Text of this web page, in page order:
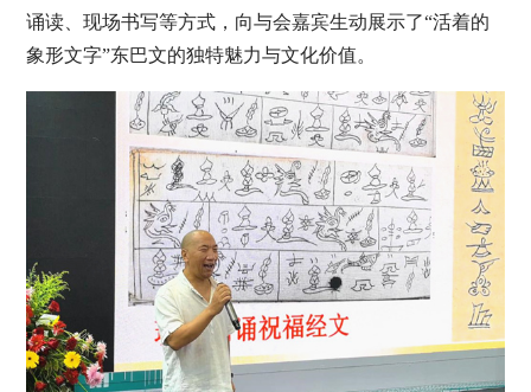
诵读、现场书写等方式，向与会嘉宾生动展示了“活着的
象形文字”东巴文的独特魅力与文化价值。